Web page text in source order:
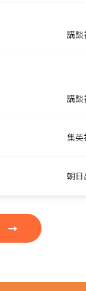
講談
講談
集英
朝日